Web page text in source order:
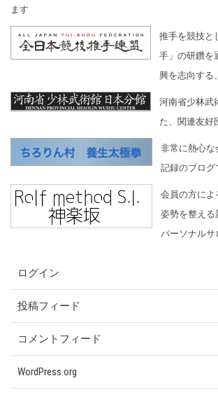
ます
推手を競技と
手」の研鑽を
興を志向する
河南省少林武
た、関連友好
非常に熱心な
記録のブログ
会員の方に
姿勢を整え
パーソナルサ
ログイン
投稿フィード
コメントフィード
WordPress.org